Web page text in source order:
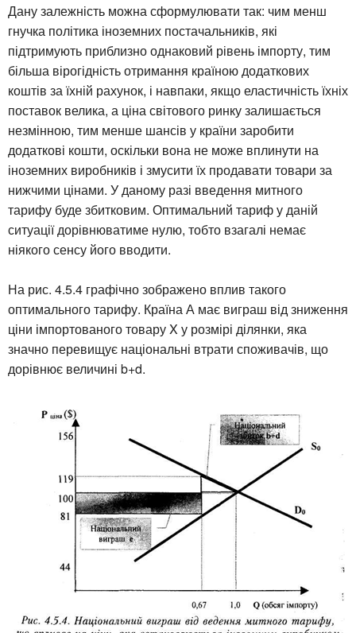
Дану залежність можна сформулювати так: чим менш
гнучка політика іноземних постачальників, які
підтримують приблизно однаковий рівень імпорту, тим
більша вірогідність отримання країною додаткових
коштів за їхній рахунок, і навпаки, якщо еластичність їхніх
поставок велика, а ціна світового ринку залишається
незмінною, тим менше шансів у країни заробити
додаткові кошти, оскільки вона не може вплинути на
іноземних виробників і змусити їх продавати товари за
нижчими цінами. У даному разі введення митного
тарифу буде збитковим. Оптимальний тариф у даній
ситуації дорівнюватиме нулю, тобто взагалі немає
ніякого сенсу його вводити.
На рис. 4.5.4 графічно зображено вплив такого
оптимального тарифу. Країна А має виграш від зниження
ціни імпортованого товару X у розмірі ділянки, яка
значно перевищує національні втрати споживачів, що
дорівнює величині b+d.